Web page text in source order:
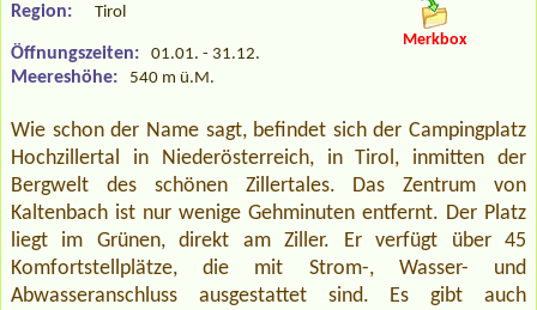
Region: Tirol
Öffnungszeiten: 01.01. - 31.12.
Meereshöhe: 540 m ü.M.
Merkbox
Wie schon der Name sagt, befindet sich der Campingplatz
Hochzillertal in Niederösterreich, in Tirol, inmitten der
Bergwelt des schönen Zillertales. Das Zentrum von
Kaltenbach ist nur wenige Gehminuten entfernt. Der Platz
liegt im Grünen, direkt am Ziller. Er verfügt über 45
Komfortstellplätze, die mit Strom-, Wasser- und
Abwasseranschluss ausgestattet sind. Es gibt auch